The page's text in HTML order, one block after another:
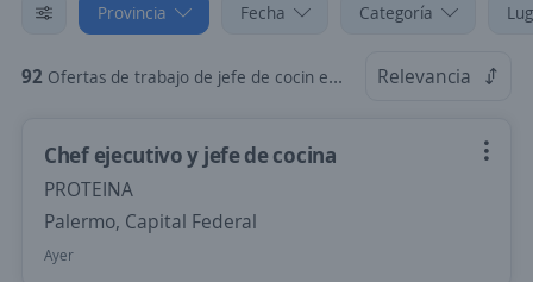
Provincia Fecha Categoría
92 Ofertas de trabajo de jefe de cocin en Capital Federal Relevancia
Chef ejecutivo y jefe de cocina
PROTEINA
Palermo, Capital Federal
Ayer